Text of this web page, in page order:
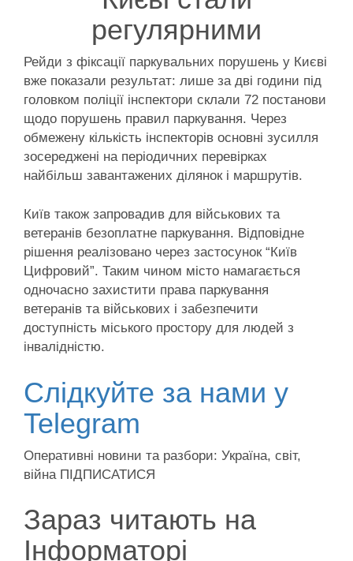
регулярними
Рейди з фіксації паркувальних порушень у Києві
вже показали результат: лише за дві години під
головком поліції інспектори склали 72 постанови
щодо порушень правил паркування. Через
обмежену кількість інспекторів основні зусилля
зосереджені на періодичних перевірках
найбільш завантажених ділянок і маршрутів.
Київ також запровадив для військових та
ветеранів безоплатне паркування. Відповідне
рішення реалізовано через застосунок “Київ
Цифровий”. Таким чином місто намагається
одночасно захистити права паркування
ветеранів та військових і забезпечити
доступність міського простору для людей з
інвалідністю.
Слідкуйте за нами у
Telegram
Оперативні новини та разбори: Україна, світ,
війна ПІДПИСАТИСЯ
Зараз читають на
Інформаторі